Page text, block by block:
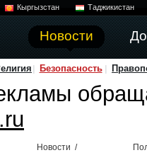
Кыргызстан Таджикистан
Новости
Безопасность
Новости /